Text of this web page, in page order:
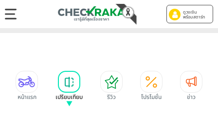
ดูวงเงิน
พร้อมสตาร์ท
หน้าแรก เปรียบเทียบ รีวิว โปรโมชั่น ข่าว